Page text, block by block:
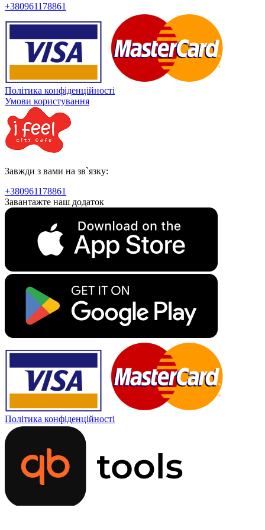
+380961178861
Політика конфіденційності
Умови користування
Завжди з вами на зв`язку:
+380961178861
Завантажте наш додаток
Політика конфіденційності